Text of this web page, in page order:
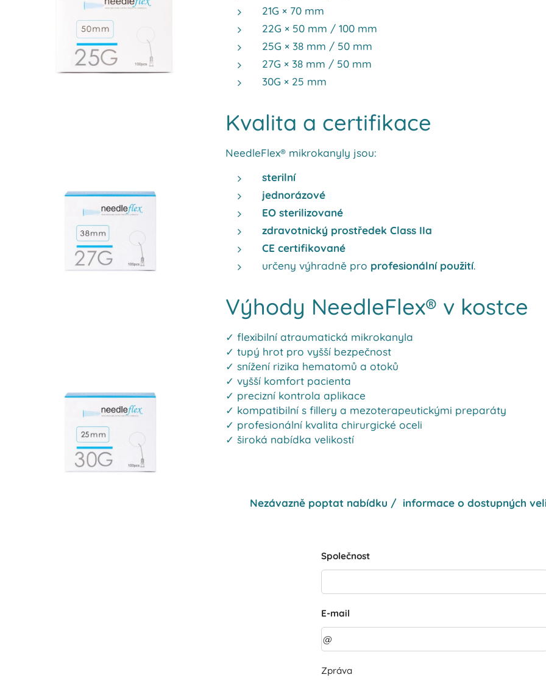
21G × 70 mm
22G × 50 mm / 100 mm
25G × 38 mm / 50 mm
27G × 38 mm / 50 mm
30G × 25 mm
Kvalita a certifikace
NeedleFlex® mikrokanyly jsou:
sterilní
jednorázové
EO sterilizované
zdravotnický prostředek Class IIa
CE certifikované
určeny výhradně pro profesionální použití.
Výhody NeedleFlex® v kostce
✓ flexibilní atraumatická mikrokanyla
✓ tupý hrot pro vyšší bezpečnost
✓ snížení rizika hematomů a otoků
✓ vyšší komfort pacienta
✓ precizní kontrola aplikace
✓ kompatibilní s fillery a mezoterapeutickými preparáty
✓ profesionální kvalita chirurgické oceli
✓ široká nabídka velikostí
Nezávazně poptat nabídku / informace o dostupných
Společnost
E-mail
Zpráva